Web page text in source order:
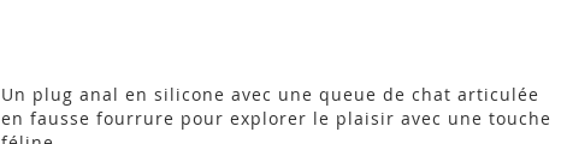
Un plug anal en silicone avec une queue de chat articulée
en fausse fourrure pour explorer le plaisir avec une touche